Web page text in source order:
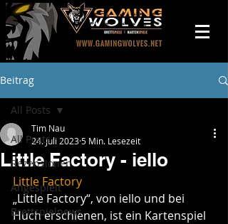
Beitrag
All Posts
Rezensionen
Angespielt
Brettspielnews
All Posts
Little Factory - iello
Tim Nau
24. Juli 20235 Min. Lesezeit
Little Factory
„Little Factory“, von iello und bei
Huch erschienen, ist ein Kartenspiel